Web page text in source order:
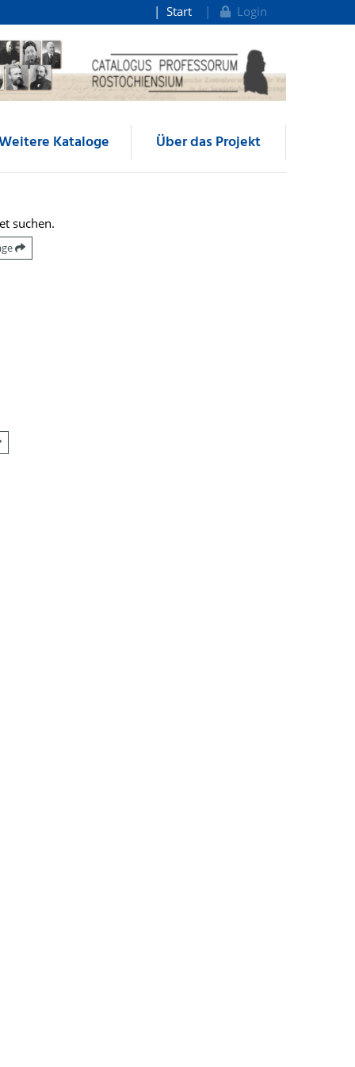
Start Login
Kataloge Über das Projekt
suchen.